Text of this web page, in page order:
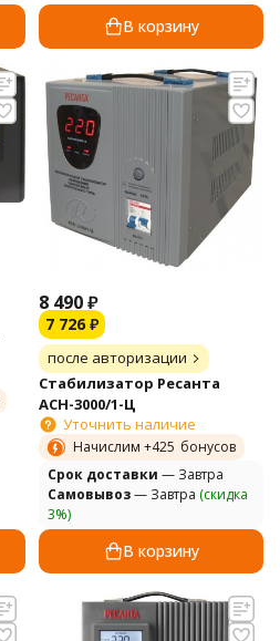
В корзину
8 490₽
7 726 ₽
после авторизации
Стабилизатор Ресанта
АСН-3000/1-Ц
Уточнить наличие
Начислим +425 бонусов
Cрок доставки — Завтра
Самовывоз— Завтра (скидка
3%)
В корзину